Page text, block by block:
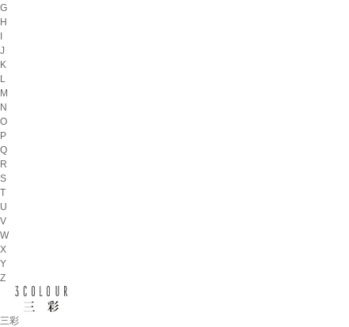
G
H
J
K
L
M
N
O
P
Q
R
S
T
U
V
W
X
Y
Z
三彩